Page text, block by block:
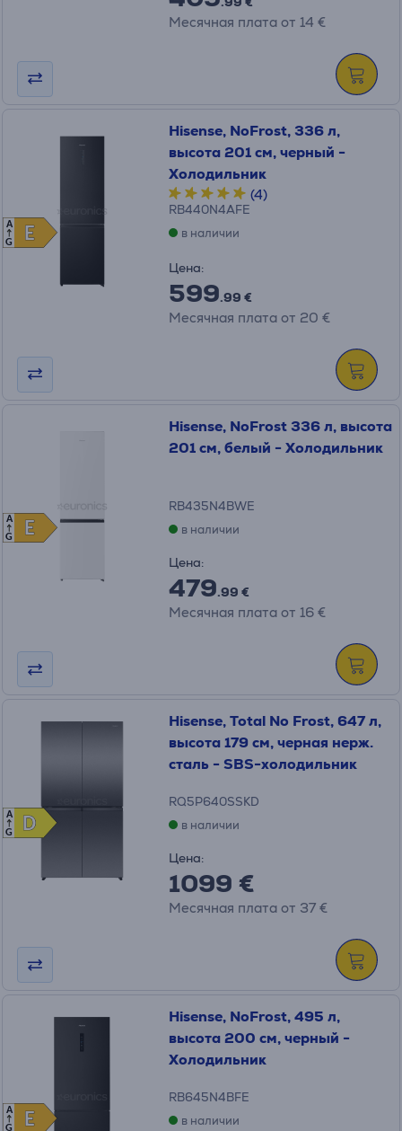
Месячная плата от 14 €
E
E
A
G
Hisense, NoFrost, 336 л,
высота 201 см, черный -
Холодильник
(4)
RB440N4AFE
в наличии
Цена:
599.99 €
Месячная плата от 20 €
E
E
A
G
Hisense, NoFrost 336 л, высота
201 см, белый - Холодильник
RB435N4BWE
в наличии
Цена:
479.99 €
Месячная плата от 16 €
D
D
A
G
Hisense, Total No Frost, 647 л,
высота 179 см, черная нерж.
сталь - SBS-холодильник
RQ5P640SSKD
в наличии
Цена:
1099 €
Месячная плата от 37 €
E
E
A
G
Hisense, NoFrost, 495 л,
высота 200 см, черный -
Холодильник
RB645N4BFE
в наличии